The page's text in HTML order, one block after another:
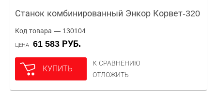
Станок комбинированный Энкор Корвет-320
Код товара — 130104
ЦЕНА 61 583 РУБ.
КУПИТЬ
К СРАВНЕНИЮ
ОТЛОЖИТЬ